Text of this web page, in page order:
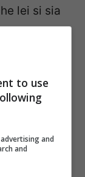
lei si sia
grande
così
tutto –
to use
and
and